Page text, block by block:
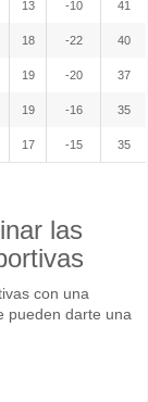
13 -10 41
18 -22 40
19 -20 37
19 -16 35
17 -15 35
las
con una
pueden darte una